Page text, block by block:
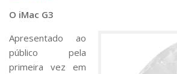
O iMac G3
Apresentado ao
público pela
primeira vez em